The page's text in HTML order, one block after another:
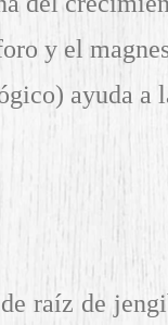
y el
ayuda
raíz de